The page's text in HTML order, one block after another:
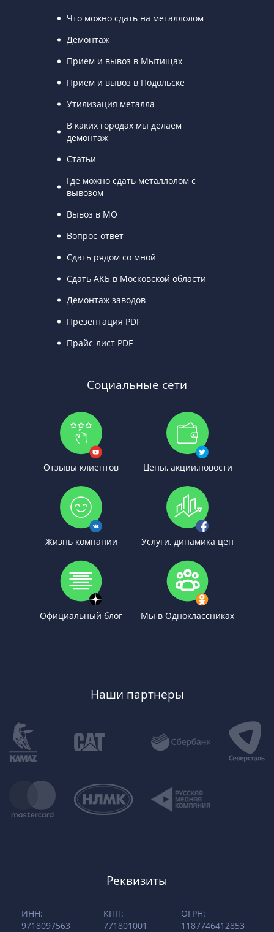
Что можно сдать на металлолом
Демонтаж
Прием и вывоз в Мытищах
Прием и вывоз в Подольске
Утилизация металла
В каких городах мы делаем
демонтаж
Статьи
Где можно сдать металлолом с
вывозом
Вывоз в МО
Вопрос-ответ
Сдать рядом со мной
Сдать АКБ в Московской области
Демонтаж заводов
Презентация PDF
Прайс-лист PDF
Социальные сети
Отзывы клиентов Цены, акции,новости
Жизнь компании Услуги, динамика цен
Официальный блог Мы в Одноклассниках
Наши партнеры
Реквизиты
ИНН:
9718097563
КПП:
771801001
ОГРН:
1187746412853